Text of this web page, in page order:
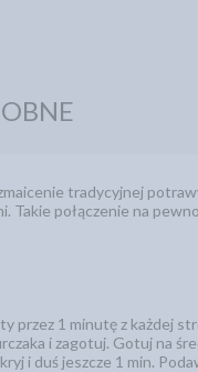
tradycyjnej
Takie połączenie na
przez 1 minutę z każdej
i zagotuj. Gotuj na
i duś jeszcze 1 min.